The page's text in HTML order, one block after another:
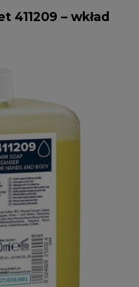
411209 – wkład